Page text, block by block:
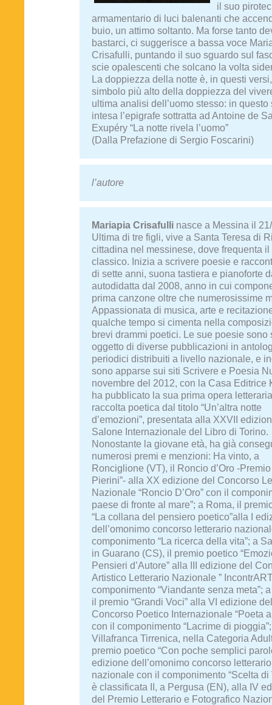
il suo
armamentario di luci balenanti che
buio, un attimo soltanto. Ma forse tanto
bastarci, ci suggerisce a bassa voce
Crisafulli, puntando il suo sguardo sul
scie opalescenti che solcano la volta
La doppiezza della notte è, in questi
simbolo più alto della doppiezza del
ultima analisi dell’uomo stesso: in questo
intesa l’epigrafe sottratta ad Antoine de
Exupéry “La notte rivela l’uomo”
(Dalla Prefazione di Sergio Foscarini)
l’autore
Mariapia Crisafulli nasce a Messina il
Ultima di tre figli, vive a Santa Teresa di
cittadina nel messinese, dove frequenta il
classico. Inizia a scrivere poesie e
di sette anni, suona tastiera e pianoforte
autodidatta dal 2008, anno in cui
prima canzone oltre che numerosissime
Appassionata di musica, arte e
qualche tempo si cimenta nella
brevi drammi poetici. Le sue poesie sono
oggetto di diverse pubblicazioni in
periodici distribuiti a livello nazionale, e
sono apparse sui siti Scrivere e Poesia
novembre del 2012, con la Casa Editrice
ha pubblicato la sua prima opera
raccolta poetica dal titolo “Un’altra notte
d’emozioni”, presentata alla XXVII
Salone Internazionale del Libro di Torino.
Nonostante la giovane età, ha già
numerosi premi e menzioni: Ha vinto, a
Ronciglione (VT), il Roncio d’Oro -
Pierini”- alla XX edizione del Concorso
Nazionale “Roncio D’Oro” con il
paese di fronte al mare”; a Roma, il
“La collana del pensiero poetico”alla I
dell’omonimo concorso letterario
componimento “La ricerca della vita”; a
in Guarano (CS), il premio poetico
Pensieri d’Autore” alla III edizione del
Artistico Letterario Nazionale ”
componimento “Viandante senza meta”;
il premio “Grandi Voci” alla VI edizione del
Concorso Poetico Internazionale “Poeta
con il componimento “Lacrime di
Villafranca Tirrenica, nella Categoria
premio poetico “Con poche semplici
edizione dell’omonimo concorso letterario
nazionale con il componimento “Scelta di
è classificata II, a Pergusa (EN), alla IV
del Premio Letterario e Fotografico